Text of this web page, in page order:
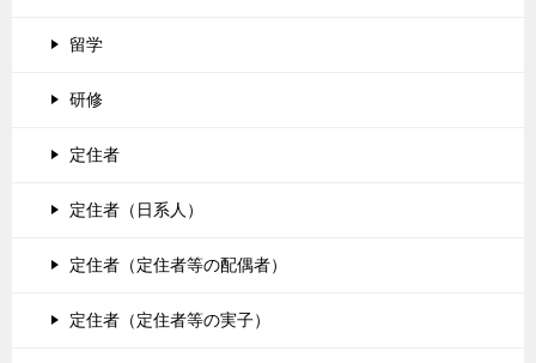
留学
研修
定住者
定住者（日系人）
定住者（定住者等の配偶者）
定住者（定住者等の実子）